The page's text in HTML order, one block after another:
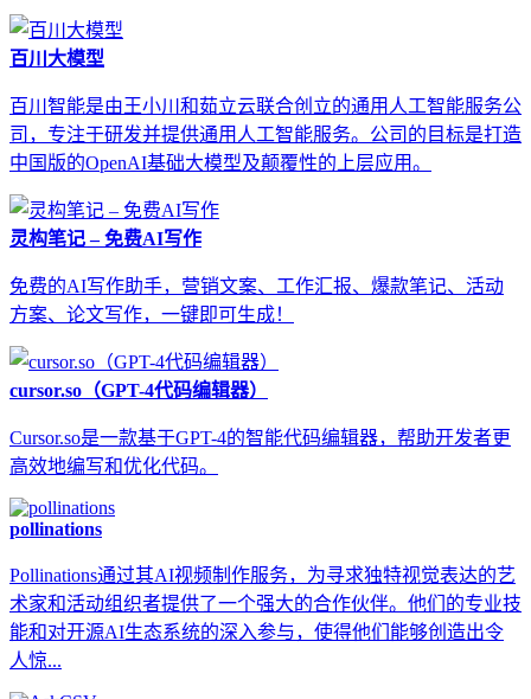
百川大模型
百川智能是由王小川和茹立云联合创立的通用人工智能服务公
司，专注于研发并提供通用人工智能服务。公司的目标是打造
中国版的OpenAI基础大模型及颠覆性的上层应用。
灵构笔记 – 免费AI写作
免费的AI写作助手，营销文案、工作汇报、爆款笔记、活动
方案、论文写作，一键即可生成！
cursor.so（GPT-4代码编辑器）
Cursor.so是一款基于GPT-4的智能代码编辑器，帮助开发者更
高效地编写和优化代码。
pollinations
Pollinations通过其AI视频制作服务，为寻求独特视觉表达的艺
术家和活动组织者提供了一个强大的合作伙伴。他们的专业技
能和对开源AI生态系统的深入参与，使得他们能够创造出令
人惊...